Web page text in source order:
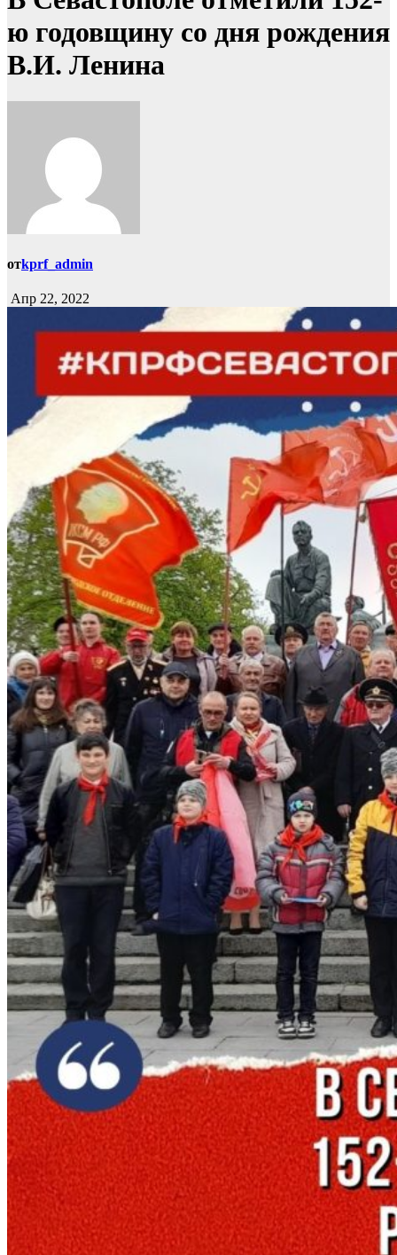
ю годовщину со дня рождения
В.И. Ленина
отkprf_admin
Апр 22, 2022